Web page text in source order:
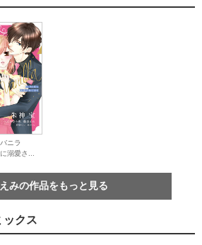
バニラ
溺愛さ...
みの作品をもっと見る
ックス